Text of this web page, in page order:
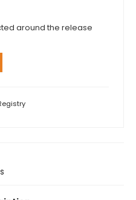
around the release